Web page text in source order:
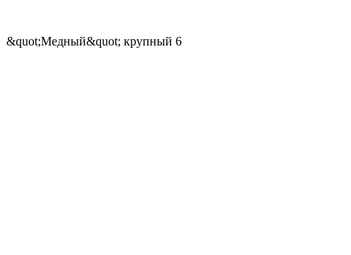
&quot;Медный&quot; крупный 6